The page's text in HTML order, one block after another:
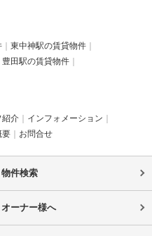
東中神駅の賃貸物件
豊田駅の賃貸物件
紹介
インフォメーション
要 お問合せ
物件検索
オーナー様へ